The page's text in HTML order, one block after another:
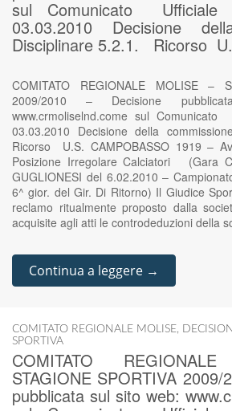
sul Comunicato
03.03.2010 Decisione
Disciplinare 5.2.1. Ricorso
COMITATO REGIONALE MOLISE –
2009/2010 – Decisione
www.crmoliselnd.come sul
03.03.2010 Decisione della
Ricorso U.S. CAMPOBASSO 1919 –
Posizione Irregolare Calciatori (Gara
GUGLIONESI del 6.02.2010 –
6^ gior. del Gir. Di Ritorno) Il Giudice
reclamo ritualmente proposto dalla
acquisite agli atti le controdeduzioni della
Continua a leggere →
COMITATO REGIONALE MOLISE,
SPORTIVA
COMITATO
STAGIONE SPORTIVA 2009/
pubblicata sul sito web: